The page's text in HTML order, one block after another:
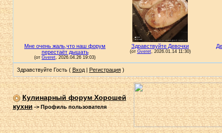
Здравствуйте Гость ( Вход| Регистрация)
Кулинарный форум Хорошей
кухни->Профиль пользователя